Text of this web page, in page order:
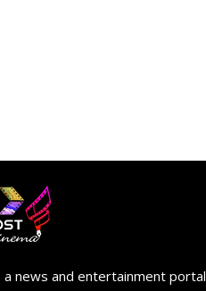
news and entertainment portal